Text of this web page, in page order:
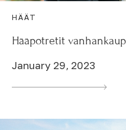
HÄÄT
Hääpotretit
January 29, 2023